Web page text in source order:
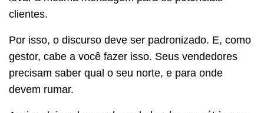
clientes.
Por isso, o discurso deve ser padronizado. E, como
gestor, cabe a você fazer isso. Seus vendedores
precisam saber qual o seu norte, e para onde
devem rumar.